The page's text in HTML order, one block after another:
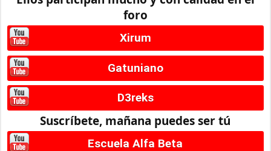
foro
Xirum
Gatuniano
D3reks
Suscríbete, mañana puedes ser tú
Escuela Alfa Beta